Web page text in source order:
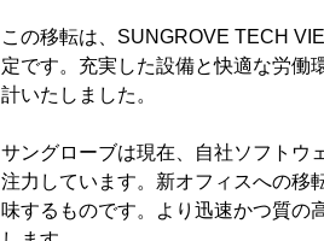
この移転は、SUNGROVE TECH
定です。充実した設備と快適な労働
計いたしました。
サングローブは現在、自社ソフトウ
注力しています。新オフィスへの移
味するものです。より迅速かつ質の